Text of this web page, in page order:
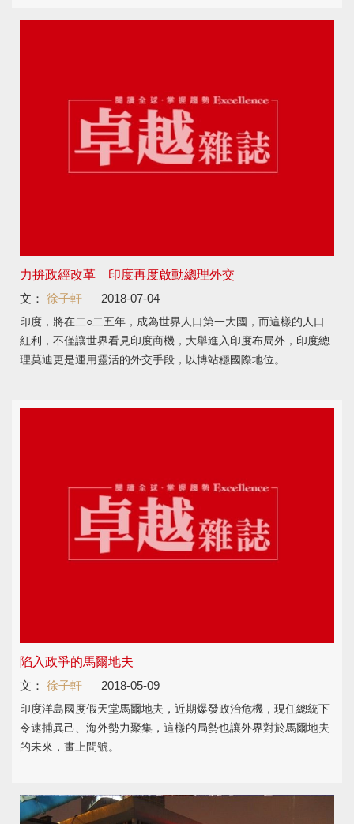
力拚政經改革 印度再度啟動總理外交
文： 徐子軒 2018-07-04
印度，將在二○二五年，成為世界人口第一大國，而這樣的人口
紅利，不僅讓世界看見印度商機，大舉進入印度布局外，印度總
理莫迪更是運用靈活的外交手段，以博站穩國際地位。
陷入政爭的馬爾地夫
文： 徐子軒 2018-05-09
印度洋島國度假天堂馬爾地夫，近期爆發政治危機，現任總統下
令逮捕異己、海外勢力聚集，這樣的局勢也讓外界對於馬爾地夫
的未來，畫上問號。